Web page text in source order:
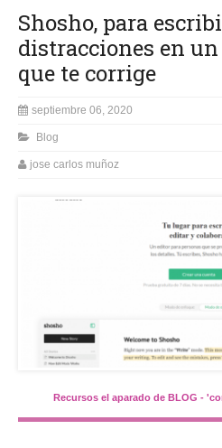
Shosho, para
distracciones en
que te corrige
septiembre 06, 2020
Blog
jose carlos muñoz
Recursos el aparado de BLOG -